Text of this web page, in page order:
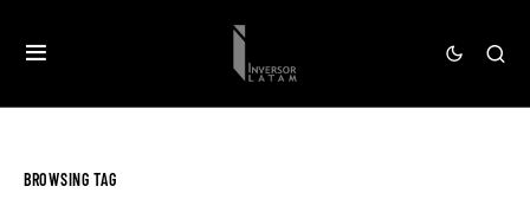
BROWSING TAG